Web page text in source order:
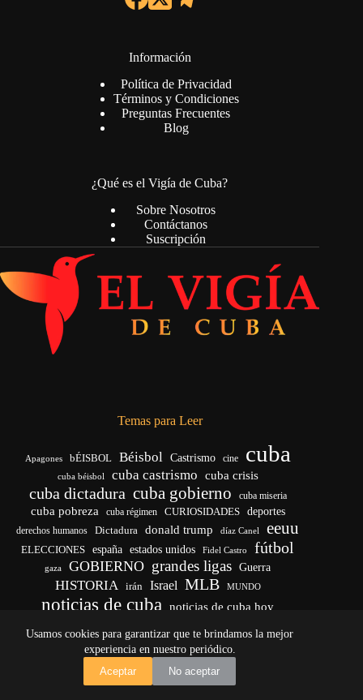
Usamos cookies para garantizar que te brindamos la mejor
experiencia en nuestro periódico.
Aceptar
No aceptar
Información
Política de Privacidad
Términos y Condiciones
Preguntas Frecuentes
Blog
¿Qué es el Vigía de Cuba?
Sobre Nosotros
Contáctanos
Suscripción
Temas para Leer
Apagones bÉISBOL Béisbol Castrismo cine cuba
cuba béisbol cuba castrismo cuba crisis
cuba dictadura cuba gobierno cuba miseria
cuba pobreza cuba régimen CURIOSIDADES deportes
derechos humanos Dictadura donald trump díaz Canel eeuu
ELECCIONES españa estados unidos Fidel Castro fútbol
gaza GOBIERNO grandes ligas Guerra
HISTORIA irán Israel MLB MUNDO
noticias de cuba
noticias de cuba hoy
vida yankees
Copyright © 2026 - El Vigía de Cuba
Desarrollo, mantenimiento web y SEO por